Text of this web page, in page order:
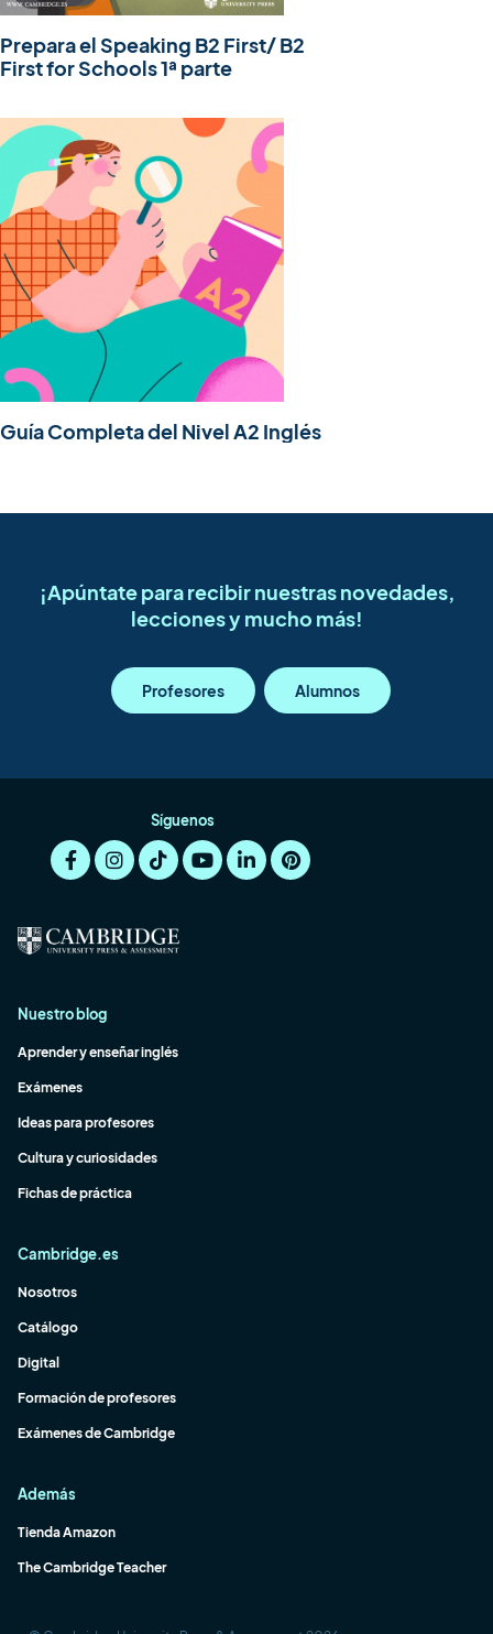
Prepara el Speaking B2 First/ B2
First for Schools 1ª parte
Guía Completa del Nivel A2 Inglés
¡Apúntate para recibir nuestras novedades,
lecciones y mucho más!
Profesores Alumnos
Síguenos
Nuestro blog
Aprender y enseñar inglés
Exámenes
Ideas para profesores
Cultura y curiosidades
Fichas de práctica
Cambridge.es
Nosotros
Catálogo
Digital
Formación de profesores
Exámenes de Cambridge
Además
Tienda Amazon
The Cambridge Teacher